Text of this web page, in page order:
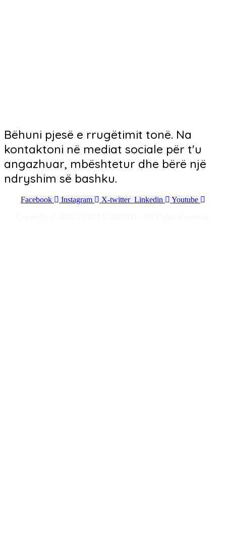
Bëhuni pjesë e rrugëtimit tonë. Na
kontaktoni në mediat sociale për t'u
angazhuar, mbështetur dhe bërë një
ndryshim së bashku.
Facebook Instagram X-twitter Linkedin
Youtube